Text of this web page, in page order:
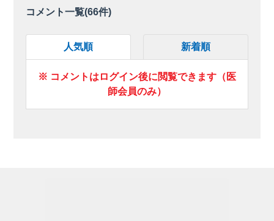
コメント一覧(66件)
人気順 新着順
※ コメントはログイン後に閲覧できます（医
師会員のみ）